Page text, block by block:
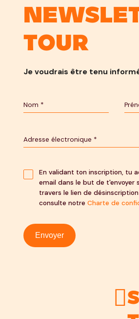
Tour
Je voudrais être tenu
En validant ton inscription, tu
email dans le but de t'envoyer
travers le lien de
consulte notre Charte de
Envoyer